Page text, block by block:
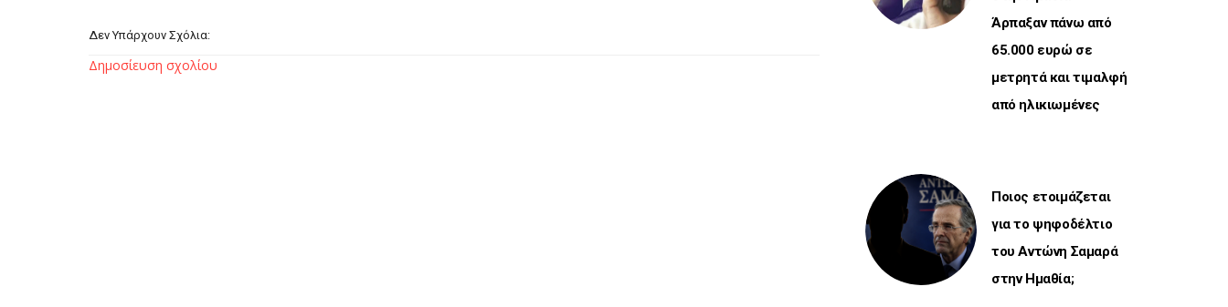
Δεν Υπάρχουν Σχόλια:
Δημοσίευση σχολίου
Άρπαξαν πάνω από
65.000 ευρώ σε
μετρητά και τιμαλφή
από ηλικιωμένες
Ποιος ετοιμάζεται
για το ψηφοδέλτιο
του Αντώνη Σαμαρά
στην Ημαθία;